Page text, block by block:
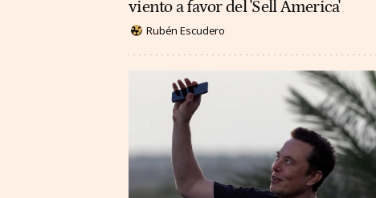
viento a favor del 'Sell America'
Rubén Escudero